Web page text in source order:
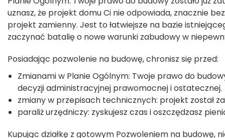
uznasz, że projekt domu Ci nie odpowiada, znacznie
projekt zamienny. Jest to łatwiejsze na bazie
zaczynać batalię o nowe warunki zabudowy w
Posiadając pozwolenie na budowę, chronisz się przed:
Zmianami w Planie Ogólnym: Twoje prawo do
decyzji administracyjnej prawomocnej i ostatecznej.
zmiany w przepisach technicznych: projekt został
paraliż urzędniczy: zyskujesz czas i oszczędzasz
Kupując działkę z gotowym Pozwoleniem na budowę,